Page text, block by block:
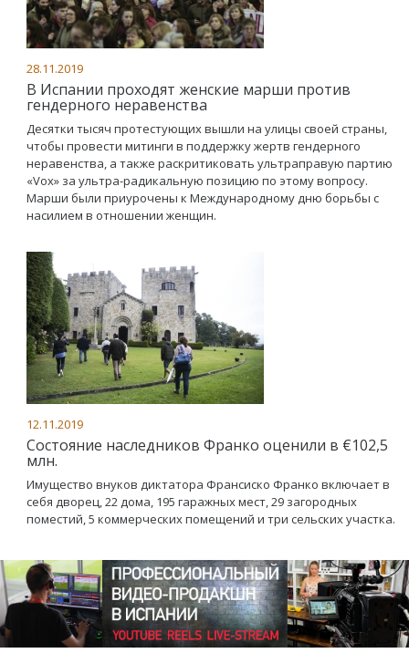
28.11.2019
В Испании проходят женские марши против
гендерного неравенства
Десятки тысяч протестующих вышли на улицы своей страны,
чтобы провести митинги в поддержку жертв гендерного
неравенства, а также раскритиковать ультраправую партию
«Vox» за ультра-радикальную позицию по этому вопросу.
Марши были приурочены к Международному дню борьбы с
насилием в отношении женщин.
12.11.2019
Состояние наследников Франко оценили в €102,5
млн.
Имущество внуков диктатора Франсиско Франко включает в
себя дворец, 22 дома, 195 гаражных мест, 29 загородных
поместий, 5 коммерческих помещений и три сельских участка.